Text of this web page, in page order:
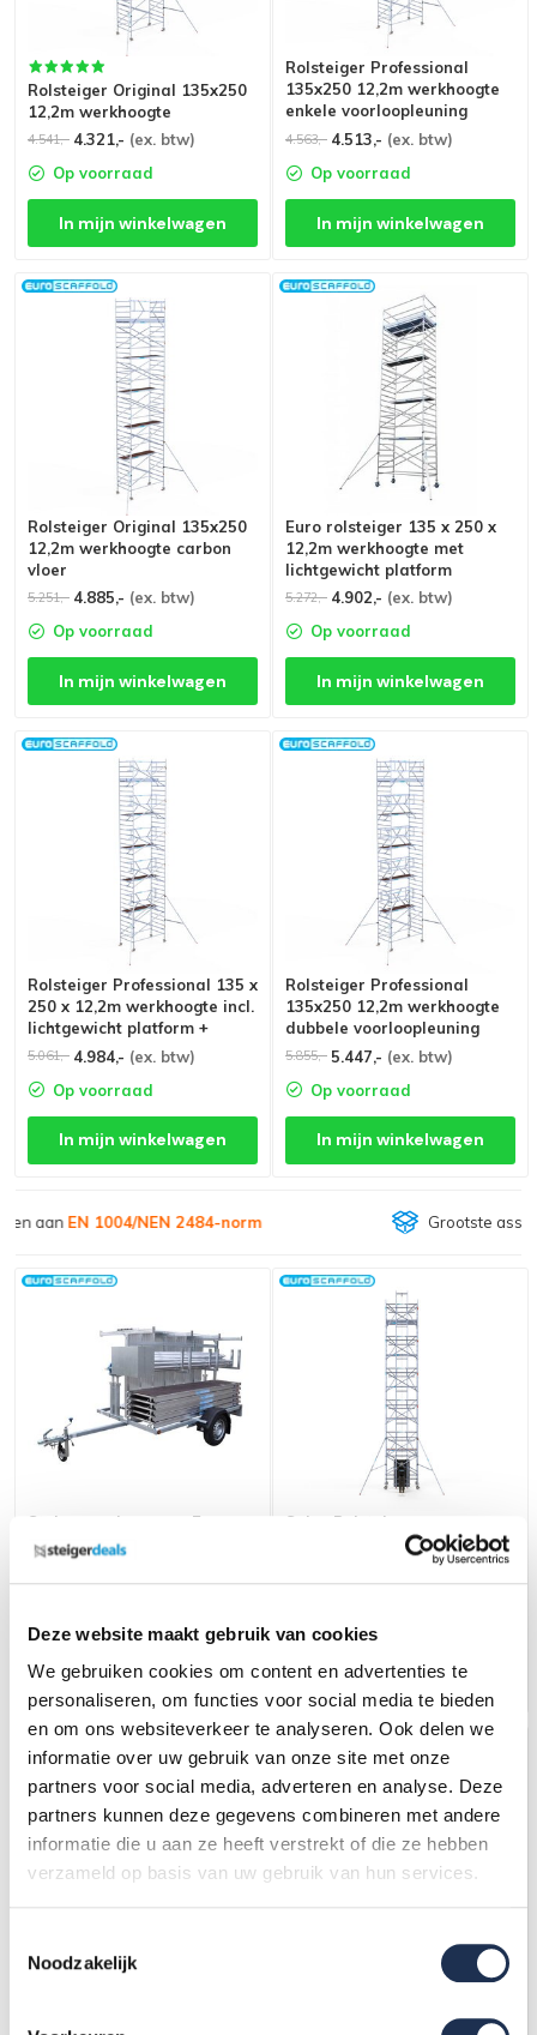
Deze website maakt gebruik van cookies
We gebruiken cookies om content en advertenties te
personaliseren, om functies voor social media te bieden
en om ons websiteverkeer te analyseren. Ook delen we
informatie over uw gebruik van onze site met onze
partners voor social media, adverteren en analyse. Deze
partners kunnen deze gegevens combineren met andere
informatie die u aan ze heeft verstrekt of die ze hebben
verzameld op basis van uw gebruik van hun services.
Noodzakelijk
Rolsteiger Original 135x250
12,2m werkhoogte
4.541,- 4.321,- (ex. btw)
Op voorraad
In mijn winkelwagen
Rolsteiger Professional
135x250 12,2m werkhoogte
enkele voorloopleuning
4.563,- 4.513,- (ex. btw)
Op voorraad
In mijn winkelwagen
Rolsteiger Original 135x250
12,2m werkhoogte carbon
vloer
5.251,- 4.885,- (ex. btw)
Op voorraad
In mijn winkelwagen
Euro rolsteiger 135 x 250 x
12,2m werkhoogte met
lichtgewicht platform
5.272,- 4.902,- (ex. btw)
Op voorraad
In mijn winkelwagen
Rolsteiger Professional 135 x
250 x 12,2m werkhoogte incl.
lichtgewicht platform +
enkele voorloopleuning
5.061,- 4.984,- (ex. btw)
Op voorraad
In mijn winkelwagen
Rolsteiger Professional
135x250 12,2m werkhoogte
dubbele voorloopleuning
5.855,- 5.447,- (ex. btw)
Op voorraad
In mijn winkelwagen
Grootste assortiment van Nederland
Steigeraanhanger + Euro
rolsteiger 135x250x12,2m
werkhoogte
Op voorraad
In mijn winkelwagen
Solar Rolsteiger
135x250x12,2m werkhoogte,
Op voorraad
In mijn winkelwagen
Steigeraanhanger + Euro
Rolsteiger Professional
carbon vloer dubbele